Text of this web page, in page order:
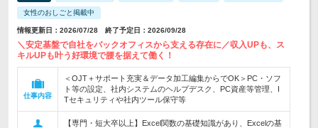
女性のおしごと掲載中
情報更新日：2026/07/28 終了予定日：2026/09/28
＼安定基盤で自社をバックオフィスから支える存在に／収入UPも、ス
キルUPも叶う好環境で腰を据えて働く！
仕事内容
＜OJT＋サポート充実＆データ加工編集からでOK＞PC・ソフ
ト等の設定、社内システムのヘルプデスク、PC資産等管理、I
Tセキュリティや社内ツール保守等
【専門・短大卒以上】Excel関数の基礎知識があり、Excelの基